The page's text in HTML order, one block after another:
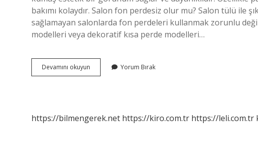
bakımı kolaydır. Salon fon perdesiz olur mu? Salon tülü ile
sağlamayan salonlarda fon perdeleri kullanmak zorunlu
modelleri veya dekoratif kısa perde modelleri…
Devamını okuyun Salonda
Fon
Yorum Bırak
https://bilmengerek.net https://kiro.com.tr https://leli.com.tr